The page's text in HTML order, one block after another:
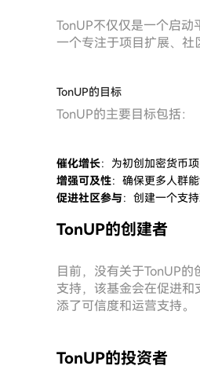
TonUP不仅仅是一个启
一个专注于项目扩展、社
TonUP的目标
TonUP的主要目标包括：
催化增长：为初创加密货币
增强可及性：确保更多人群
促进社区参与：创建一个支
TonUP的创建者
目前，没有关于TonUP
支持，该基金会在促进和
添了可信度和运营支持。
TonUP的投资者